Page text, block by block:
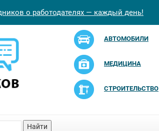
о работодателях — каждый день!
АВТОМОБИЛИ
МЕДИЦИНА
СТРОИТЕЛЬСТВО
Найти